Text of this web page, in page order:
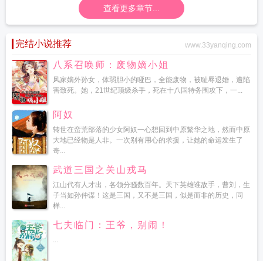
查看更多章节...
完结小说推荐 www.33yanqing.com
八系召唤师：废物嫡小姐
风家嫡外孙女，体弱胆小的哑巴，全能废物，被耻辱退婚，遭陷
害致死。她，21世纪顶级杀手，死在十八国特务围攻下，一...
阿奴
转世在蛮荒部落的少女阿奴一心想回到中原繁华之地，然而中原
大地已经物是人非。一次别有用心的求援，让她的命运发生了
奇...
武道三国之关山戎马
江山代有人才出，各领分骚数百年。天下英雄谁敌手，曹刘，生
子当如孙仲谋！这是三国，又不是三国，似是而非的历史，同
样...
七夫临门：王爷，别闹！
...